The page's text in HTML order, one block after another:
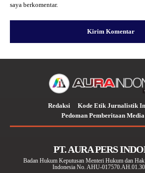
saya berkomentar.
Redaksi
Kode Etik Jurnalistik
Pedoman Pemberitaan
PT. AURA PERS
Badan Hukum Keputusan Menteri Hukum dan
Indonesia No. AHU-